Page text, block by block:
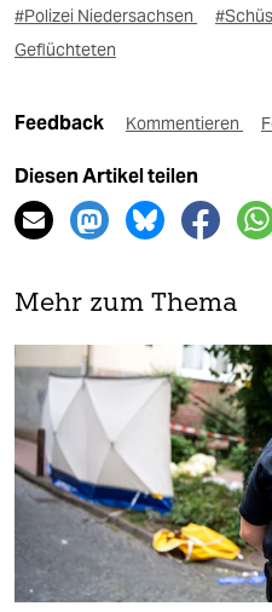
#Polizei Niedersachsen
Geflüchteten
Feedback Kommentieren
Diesen Artikel teilen
Mehr zum Thema